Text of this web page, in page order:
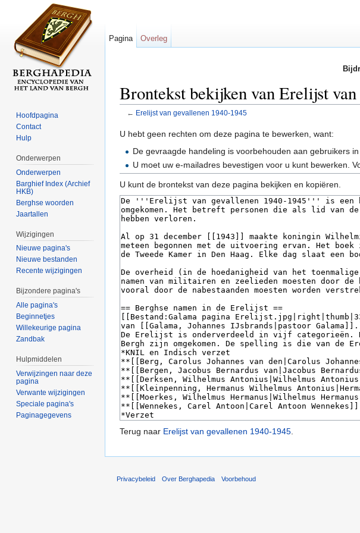
Brontekst bekijken van Erelijst
← Erelijst van gevallenen 1940-1945
U hebt geen rechten om deze pagina te bewerken, want:
De gevraagde handeling is voorbehouden aan gebruikers
U moet uw e-mailadres bevestigen voor u kunt bewerken.
U kunt de brontekst van deze pagina bekijken en kopiëren.
Terug naar Erelijst van gevallenen 1940-1945.
Pagina Overleg
Hoofdpagina
Contact
Hulp
Onderwerpen
Onderwerpen
Barghief Index (Archief
HKB)
Berghse woorden
Jaartallen
Wijzigingen
Nieuwe pagina's
Nieuwe bestanden
Recente wijzigingen
Bijzondere pagina's
Alle pagina's
Beginnetjes
Willekeurige pagina
Zandbak
Hulpmiddelen
Verwijzingen naar deze
pagina
Verwante wijzigingen
Speciale pagina's
Paginagegevens
Privacybeleid Over Berghapedia Voorbehoud